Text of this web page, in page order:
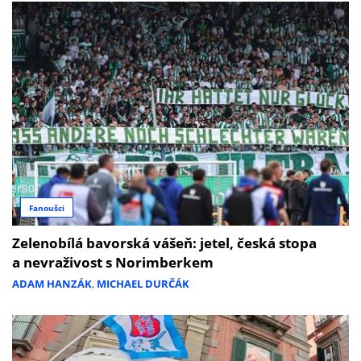
Fanoušci
Zelenobílá bavorská vášeň: jetel, česká stopa
a nevraživost s Norimberkem
ADAM HANZÁK, MICHAEL DURČÁK